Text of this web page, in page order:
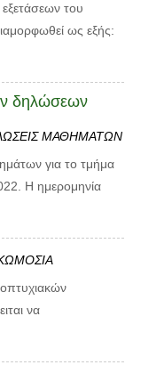
του
ως εξής:
δηλώσεων
ΜΑΘΗΜΑΤΩΝ
για το τμήμα
Η ημερομηνία
να